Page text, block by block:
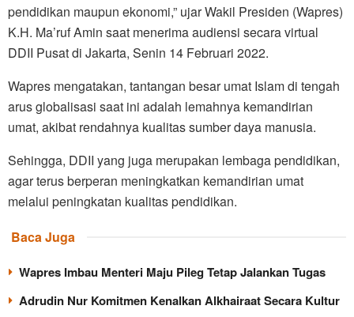
pendidikan maupun ekonomi,” ujar Wakil Presiden (Wapres)
K.H. Ma’ruf Amin saat menerima audiensi secara virtual
DDII Pusat di Jakarta, Senin 14 Februari 2022.
Wapres mengatakan, tantangan besar umat Islam di tengah
arus globalisasi saat ini adalah lemahnya kemandirian
umat, akibat rendahnya kualitas sumber daya manusia.
Sehingga, DDII yang juga merupakan lembaga pendidikan,
agar terus berperan meningkatkan kemandirian umat
melalui peningkatan kualitas pendidikan.
Baca Juga
Wapres Imbau Menteri Maju Pileg Tetap Jalankan Tugas
Adrudin Nur Komitmen Kenalkan Alkhairaat Secara Kultur